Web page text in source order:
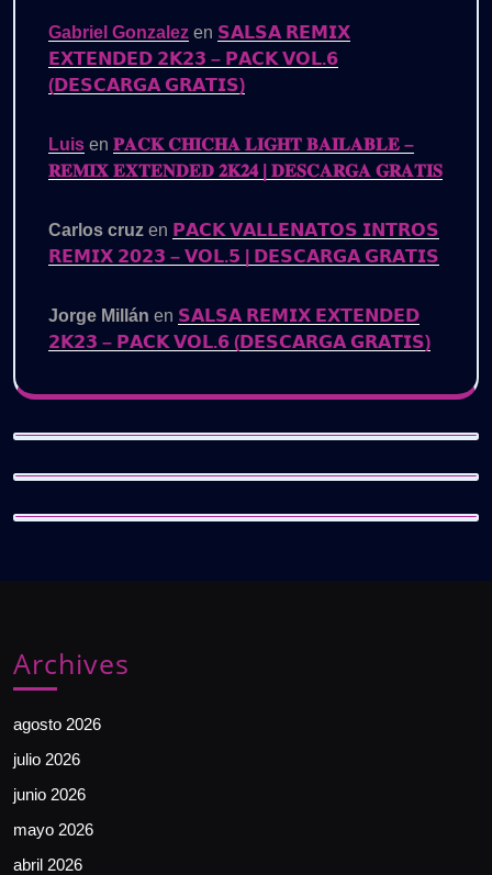
Gabriel Gonzalez en 𝗦𝗔𝗟𝗦𝗔 𝗥𝗘𝗠𝗜𝗫
𝗘𝗫𝗧𝗘𝗡𝗗𝗘𝗗 𝟮𝗞𝟮𝟯 – 𝗣𝗔𝗖𝗞 𝗩𝗢𝗟.𝟲
(𝗗𝗘𝗦𝗖𝗔𝗥𝗚𝗔 𝗚𝗥𝗔𝗧𝗜𝗦)
Luis en 𝐏𝐀𝐂𝐊 𝐂𝐇𝐈𝐂𝐇𝐀 𝐋𝐈𝐆𝐇𝐓 𝐁𝐀𝐈𝐋𝐀𝐁𝐋𝐄 –
𝐑𝐄𝐌𝐈𝐗 𝐄𝐗𝐓𝐄𝐍𝐃𝐄𝐃 𝟐𝐊𝟐𝟒 | 𝐃𝐄𝐒𝐂𝐀𝐑𝐆𝐀 𝐆𝐑𝐀𝐓𝐈𝐒
Carlos cruz en 𝗣𝗔𝗖𝗞 𝗩𝗔𝗟𝗟𝗘𝗡𝗔𝗧𝗢𝗦 𝗜𝗡𝗧𝗥𝗢𝗦
𝗥𝗘𝗠𝗜𝗫 𝟮𝟬𝟮𝟯 – 𝗩𝗢𝗟.𝟱 | 𝗗𝗘𝗦𝗖𝗔𝗥𝗚𝗔 𝗚𝗥𝗔𝗧𝗜𝗦
Jorge Millán en 𝗦𝗔𝗟𝗦𝗔 𝗥𝗘𝗠𝗜𝗫 𝗘𝗫𝗧𝗘𝗡𝗗𝗘𝗗
𝟮𝗞𝟮𝟯 – 𝗣𝗔𝗖𝗞 𝗩𝗢𝗟.𝟲 (𝗗𝗘𝗦𝗖𝗔𝗥𝗚𝗔 𝗚𝗥𝗔𝗧𝗜𝗦)
Archives
agosto 2026
julio 2026
junio 2026
mayo 2026
abril 2026